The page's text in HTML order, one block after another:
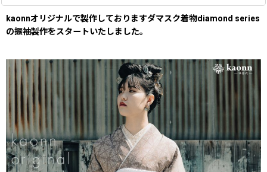
kaonnオリジナルで製作しておりますダマスク着物diamond series
の振袖製作をスタートいたしました。